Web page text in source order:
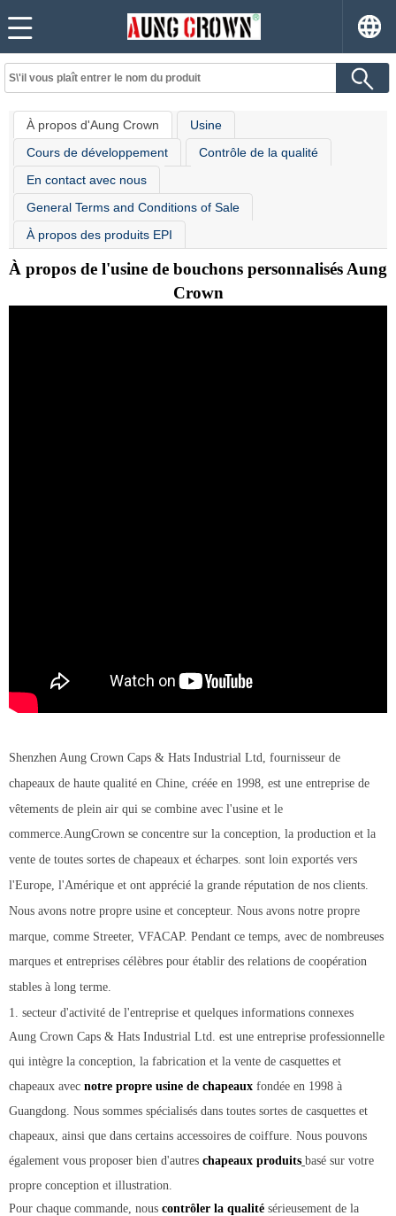
À propos d'Aung Crown
Usine
Cours de développement
Contrôle de la qualité
En contact avec nous
General Terms and Conditions of Sale
À propos des produits EPI
À propos de l'usine de bouchons personnalisés Aung
Crown
Shenzhen Aung Crown Caps & Hats Industrial Ltd, fournisseur de
chapeaux de haute qualité en Chine, créée en 1998, est une entreprise de
vêtements de plein air qui se combine avec l'usine et le
commerce.AungCrown se concentre sur la conception, la production et la
vente de toutes sortes de chapeaux et écharpes. sont loin exportés vers
l'Europe, l'Amérique et ont apprécié la grande réputation de nos clients.
Nous avons notre propre usine et concepteur. Nous avons notre propre
marque, comme Streeter, VFACAP. Pendant ce temps, avec de nombreuses
marques et entreprises célèbres pour établir des relations de coopération
stables à long terme.
1. secteur d'activité de l'entreprise et quelques informations connexes
Aung Crown Caps & Hats Industrial Ltd. est une entreprise professionnelle
qui intègre la conception, la fabrication et la vente de casquettes et
chapeaux avec notre propre usine de chapeaux fondée en 1998 à
Guangdong. Nous sommes spécialisés dans toutes sortes de casquettes et
chapeaux, ainsi que dans certains accessoires de coiffure. Nous pouvons
également vous proposer bien d'autres chapeaux produits basé sur votre
propre conception et illustration.
Pour chaque commande, nous contrôler la qualité sérieusement de la